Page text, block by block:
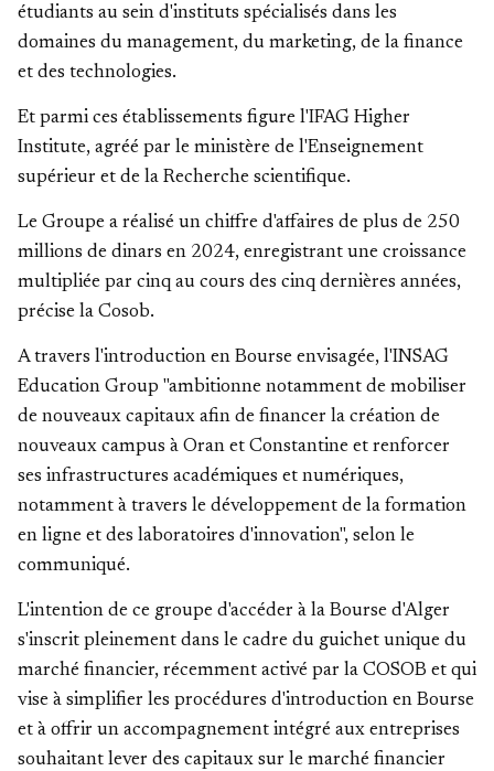
étudiants au sein d'instituts spécialisés dans les
domaines du management, du marketing, de la finance
et des technologies.
Et parmi ces établissements figure l'IFAG Higher
Institute, agréé par le ministère de l'Enseignement
supérieur et de la Recherche scientifique.
Le Groupe a réalisé un chiffre d'affaires de plus de 250
millions de dinars en 2024, enregistrant une croissance
multipliée par cinq au cours des cinq dernières années,
précise la Cosob.
A travers l'introduction en Bourse envisagée, l'INSAG
Education Group "ambitionne notamment de mobiliser
de nouveaux capitaux afin de financer la création de
nouveaux campus à Oran et Constantine et renforcer
ses infrastructures académiques et numériques,
notamment à travers le développement de la formation
en ligne et des laboratoires d'innovation", selon le
communiqué.
L'intention de ce groupe d'accéder à la Bourse d'Alger
s'inscrit pleinement dans le cadre du guichet unique du
marché financier, récemment activé par la COSOB et qui
vise à simplifier les procédures d'introduction en Bourse
et à offrir un accompagnement intégré aux entreprises
souhaitant lever des capitaux sur le marché financier